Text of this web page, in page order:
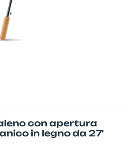
con apertura
in legno da 27'